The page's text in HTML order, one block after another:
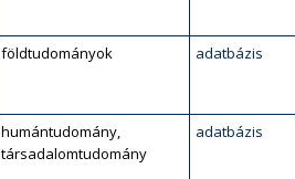
földtudományok adatbázis
humántudomány,
társadalomtudomány
adatbázis